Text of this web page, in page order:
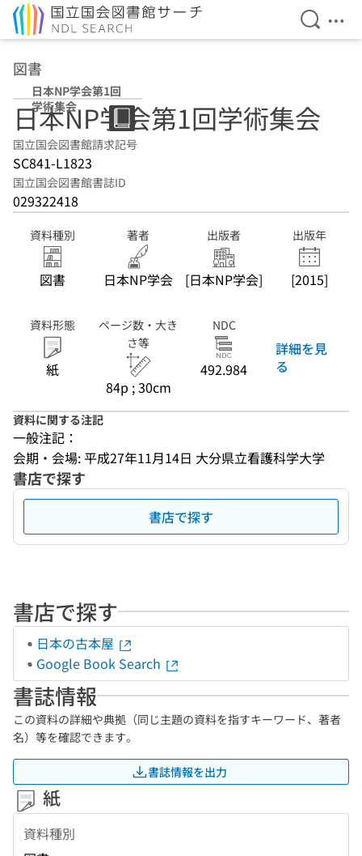
検索を
メ
図書
日本NP学会第1回
学術集会
日本NP学会第1回学術集会
国立国会図書館請求記号
SC841-L1823
国立国会図書館書誌ID
029322418
資料種別
図書
著者
日本NP学会
出版者
[日本NP学会]
出版年
[2015]
資料形態
紙
ページ数・大き
さ等
84p ; 30cm
NDC
492.984
詳細を見
る
資料に関する注記
一般注記：
会期・会場: 平成27年11月14日 大分県立看護科学大学
書店で探す
書店で探す
書店で探す
日本の古本屋
Google Book Search
書誌情報
この資料の詳細や典拠（同じ主題の資料を指すキーワード、著者
名）等を確認できます。
書誌情報を出力
紙
資料種別